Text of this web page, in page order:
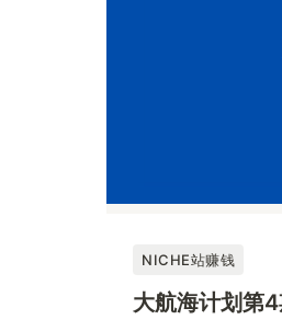
NICHE站赚钱
大航海计划第